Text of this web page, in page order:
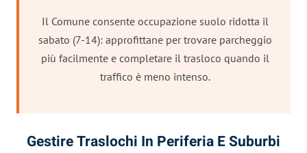
Il Comune consente occupazione suolo ridotta il
sabato (7-14): approfittane per trovare parcheggio
più facilmente e completare il trasloco quando il
traffico è meno intenso.
Gestire Traslochi In Periferia E Suburbi